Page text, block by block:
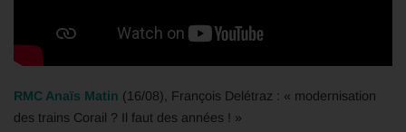
RMC Anaïs Matin (16/08), François Delétraz : « modernisation
des trains Corail ? Il faut des années ! »